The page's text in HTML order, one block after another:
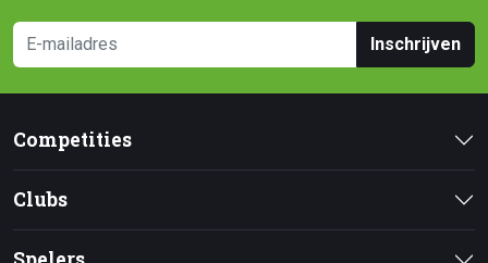
Inschrijven
Competities
Clubs